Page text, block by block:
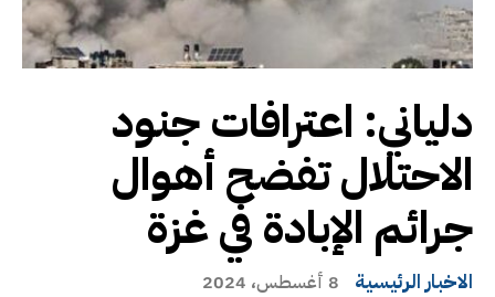
دلياني: اعترافات جنود
الاحتلال تفضح أهوال
جرائم الإبادة في غزة
الاخبار الرئيسية 8 أغسطس، 2024